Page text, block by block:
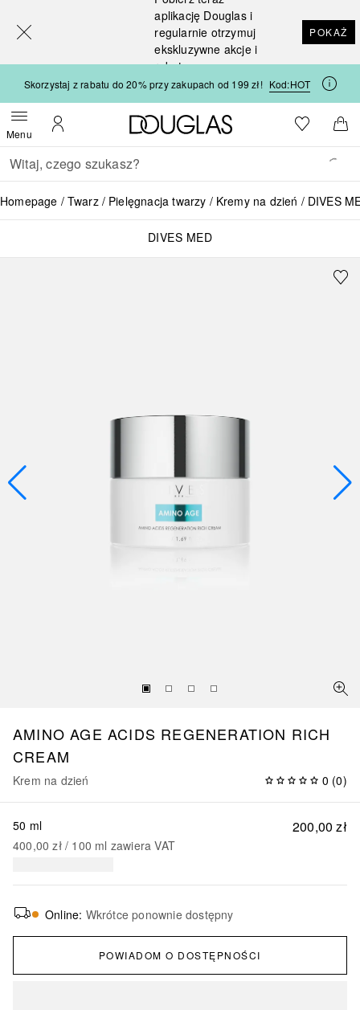
aplikację Douglas i
regularnie otrzymuj
ekskluzywne akcje i
rabaty
POKAŻ
Skorzystaj z rabatu do 20% przy zakupach od 199 zł! Kod:HOT
MenuOtwórz menuMoje konto
Strona główna Douglas
Do listyDo
Wracać
Wykonaj wyszukiwanie
Homepage Twarz Pielęgnacja twarzy Kremy na dzień DIVES
DIVES MED
AMINO AGE ACIDS REGENERATION RICH
CREAM
Krem na dzień 0 (0)
200,00 zł
50 ml
400,00 zł / 100 ml zawiera VAT
Online: Wkrótce ponownie dostępny
POWIADOM O DOSTĘPNOŚCI
[navigation.slideout.screenreader]